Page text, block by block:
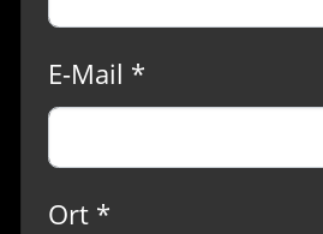
E-Mail *
Ort *